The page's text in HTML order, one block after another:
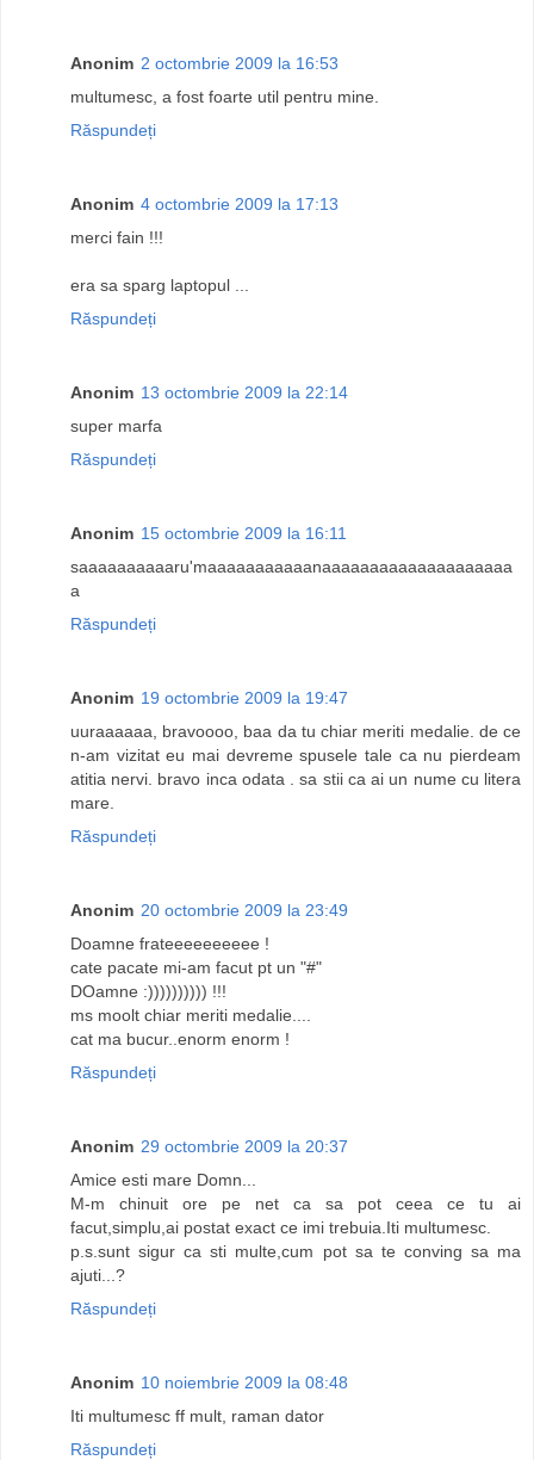
Anonim 2 octombrie 2009 la 16:53
multumesc, a fost foarte util pentru mine.
Răspundeți
Anonim 4 octombrie 2009 la 17:13
merci fain !!!
era sa sparg laptopul ...
Răspundeți
Anonim 13 octombrie 2009 la 22:14
super marfa
Răspundeți
Anonim 15 octombrie 2009 la 16:11
saaaaaaaaaaru'maaaaaaaaaaanaaaaaaaaaaaaaaaaaaaa
a
Răspundeți
Anonim 19 octombrie 2009 la 19:47
uuraaaaaa, bravoooo, baa da tu chiar meriti medalie. de ce
n-am vizitat eu mai devreme spusele tale ca nu pierdeam
atitia nervi. bravo inca odata . sa stii ca ai un nume cu litera
mare.
Răspundeți
Anonim 20 octombrie 2009 la 23:49
Doamne frateeeeeeeeee !
cate pacate mi-am facut pt un "#"
DOamne :)))))))))) !!!
ms moolt chiar meriti medalie....
cat ma bucur..enorm enorm !
Răspundeți
Anonim 29 octombrie 2009 la 20:37
Amice esti mare Domn...
M-m chinuit ore pe net ca sa pot ceea ce tu ai
facut,simplu,ai postat exact ce imi trebuia.Iti multumesc.
p.s.sunt sigur ca sti multe,cum pot sa te conving sa ma
ajuti...?
Răspundeți
Anonim 10 noiembrie 2009 la 08:48
Iti multumesc ff mult, raman dator
Răspundeți